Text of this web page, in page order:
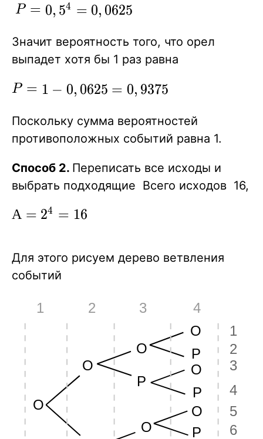
P=
=
0,0625
P = 0, 54 = 0, 0625
Значит вероятность того, что орел
выпадет хотя бы 1 раз равна
P= 1-
=
0,9375
P = 1 − 0, 0625 = 0, 9375
Поскольку сумма вероятностей
противоположных событий равна 1.
Способ 2. Переписать все исходы и
выбрать подходящие Всего исходов 16,
А=
=
16
А = 24 = 16
Для этого рисуем дерево ветвления
событий